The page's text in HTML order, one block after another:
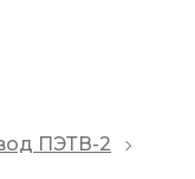
ПЭТВ-2